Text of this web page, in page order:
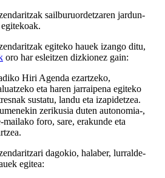
sailburuordetzaren jardun-
egiteko hauek izango ditu,
oro har esleitzen dizkionez gain:
Hiri Agenda ezartzeko,
eta haren jarraipena egiteko
sustatu, landu eta izapidetzea.
zerikusia duten autonomia-,
mailako foro, sare, erakunde eta
dagokio, halaber, lurralde-
egitea: